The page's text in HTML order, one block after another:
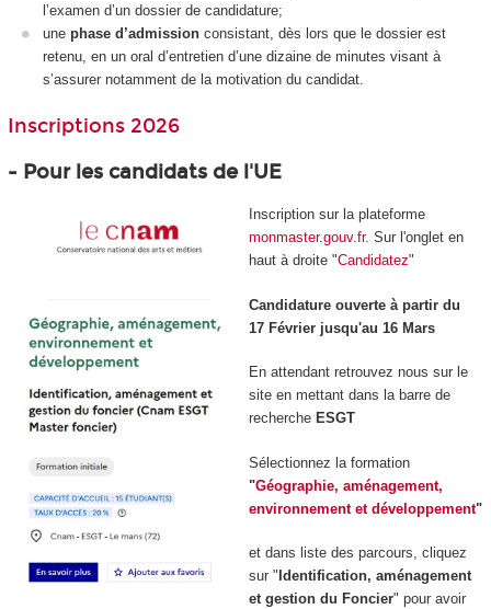
l’examen d’un dossier de candidature;
une phase d’admission consistant, dès lors que le dossier est
retenu, en un oral d’entretien d’une dizaine de minutes visant à
s’assurer notamment de la motivation du candidat.
Inscriptions 2026
- Pour les candidats de l'UE
Inscription sur la plateforme
monmaster.gouv.fr. Sur l'onglet en
haut à droite "Candidatez"
Candidature ouverte à partir du
17 Février jusqu'au 16 Mars
En attendant retrouvez nous sur le
site en mettant dans la barre de
recherche ESGT
Sélectionnez la formation
"Géographie, aménagement,
environnement et développement"
et dans liste des parcours, cliquez
sur " Identification, aménagement
et gestion du Foncier" pour avoir